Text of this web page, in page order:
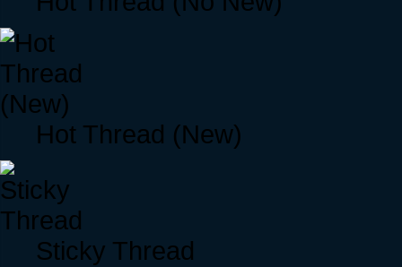
Hot Thread (New)
Sticky Thread